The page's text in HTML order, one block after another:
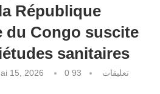
République
du Congo suscite
sanitaires
15, 2026 0 تعليقات
93